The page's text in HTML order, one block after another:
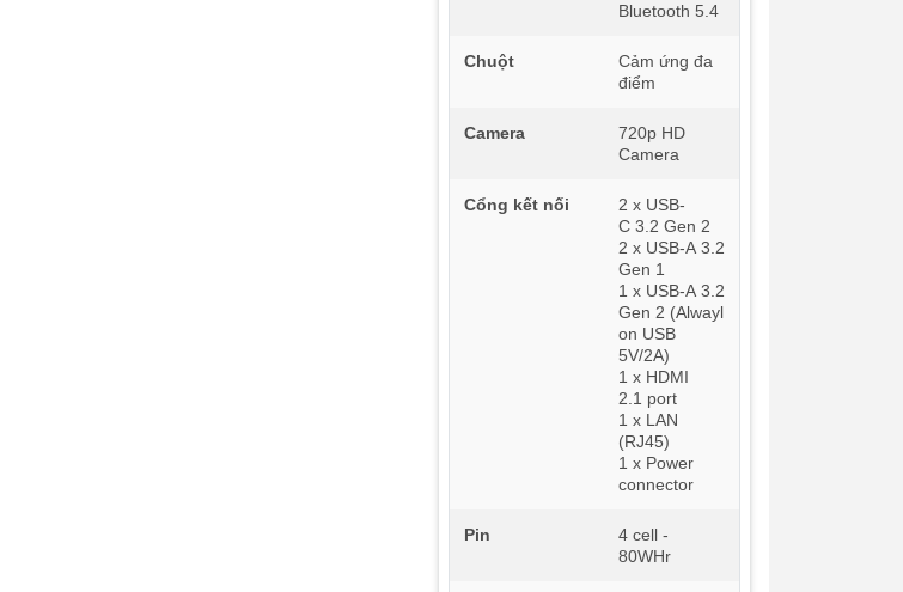
Bluetooth 5.4
Chuột
Cảm ứng đa
điểm
Camera
720p HD
Camera
Cổng kết nối
2 x USB-
C 3.2 Gen 2
2 x USB-A 3.2
Gen 1
1 x USB-A 3.2
Gen 2 (Alwayl
on USB
5V/2A)
1 x HDMI
2.1 port
1 x LAN
(RJ45)
1 x Power
connector
Pin
4 cell -
80WHr